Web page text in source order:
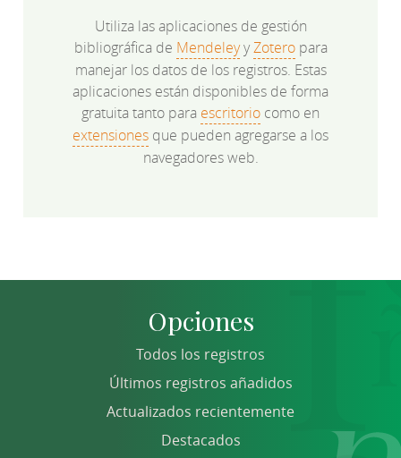
Utiliza las aplicaciones de gestión
bibliográfica de MendeleyyZoteropara
manejar los datos de los registros. Estas
aplicaciones están disponibles de forma
gratuita tanto para escritorio como en
extensiones que pueden agregarse a los
navegadores web.
Opciones
Todos los registros
Últimos registros añadidos
Actualizados recientemente
Destacados